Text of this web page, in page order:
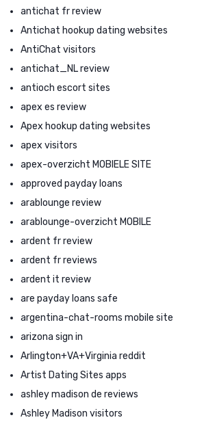
antichat fr review
Antichat hookup dating websites
AntiChat visitors
antichat_NL review
antioch escort sites
apex es review
Apex hookup dating websites
apex visitors
apex-overzicht MOBIELE SITE
approved payday loans
arablounge review
arablounge-overzicht MOBILE
ardent fr review
ardent fr reviews
ardent it review
are payday loans safe
argentina-chat-rooms mobile site
arizona sign in
Arlington+VA+Virginia reddit
Artist Dating Sites apps
ashley madison de reviews
Ashley Madison visitors